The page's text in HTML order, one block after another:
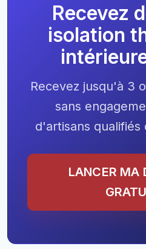
Recevez
isolation
Recevez jusqu'à 3
sans
d'artisans
LANCER MA